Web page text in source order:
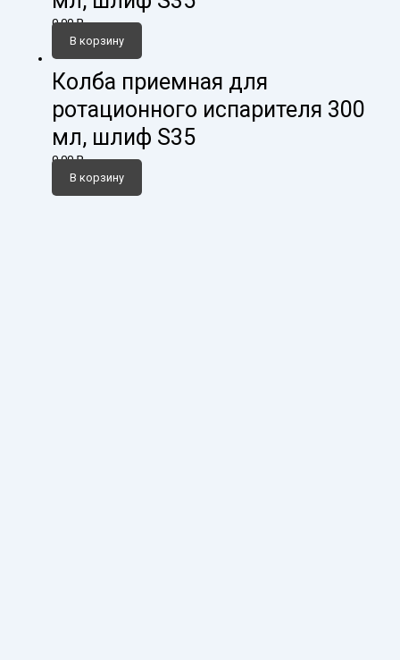
0,00₽
В корзину
Колба приемная для
ротационного испарителя 300
мл, шлиф S35
0,00₽
В корзину